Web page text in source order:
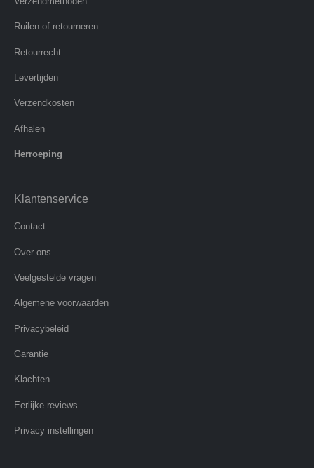
Ruilen of retourneren
Retourrecht
Levertijden
Verzendkosten
Afhalen
Herroeping
Klantenservice
Contact
Over ons
Veelgestelde vragen
Algemene voorwaarden
Privacybeleid
Garantie
Klachten
Eerlijke reviews
Privacy instellingen